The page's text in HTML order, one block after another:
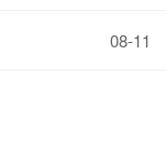
08-11